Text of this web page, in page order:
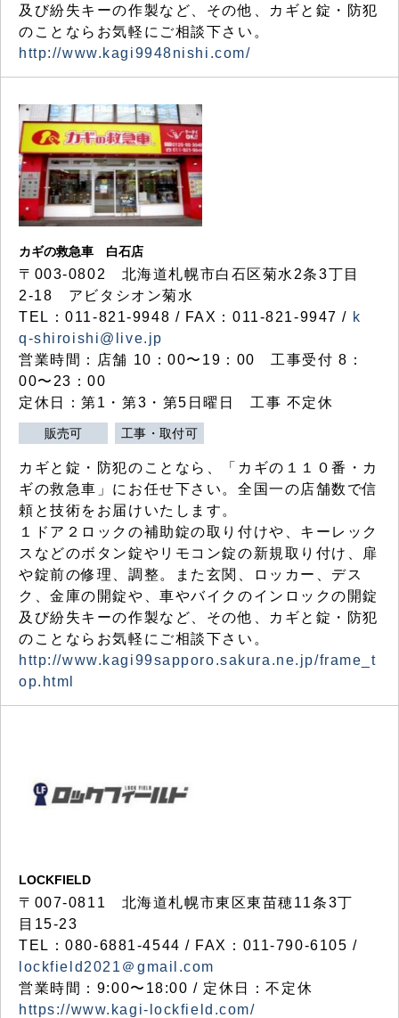
及び紛失キーの作製など、その他、カギと錠・防犯
のことならお気軽にご相談下さい。
http://www.kagi9948nishi.com/
カギの救急車 白石店
〒003-0802 北海道札幌市白石区菊水2条3丁目
2-18 アビタシオン菊水
TEL：011-821-9948 / FAX：011-821-9947 / k
q-shiroishi@live.jp
営業時間：店舗 10：00〜19：00 工事受付 8：
00〜23：00
定休日：第1・第3・第5日曜日 工事 不定休
販売可 工事・取付可
カギと錠・防犯のことなら、「カギの１１０番・カ
ギの救急車」にお任せ下さい。全国一の店舗数で信
頼と技術をお届けいたします。
１ドア２ロックの補助錠の取り付けや、キーレック
スなどのボタン錠やリモコン錠の新規取り付け、扉
や錠前の修理、調整。また玄関、ロッカー、デス
ク、金庫の開錠や、車やバイクのインロックの開錠
及び紛失キーの作製など、その他、カギと錠・防犯
のことならお気軽にご相談下さい。
http://www.kagi99sapporo.sakura.ne.jp/frame_t
op.html
LOCKFIELD
〒007-0811 北海道札幌市東区東苗穂11条3丁
目15-23
TEL：080-6881-4544 / FAX：011-790-6105 /
lockfield2021＠gmail.com
営業時間：9:00〜18:00 / 定休日：不定休
https://www.kagi-lockfield.com/